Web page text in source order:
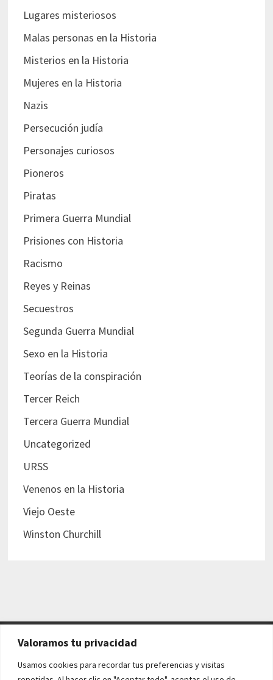
Valoramos tu privacidad
Usamos cookies para recordar tus preferencias y visitas
Lugares misteriosos
Malas personas en la Historia
Misterios en la Historia
Mujeres en la Historia
Nazis
Persecución judía
Personajes curiosos
Pioneros
Piratas
Primera Guerra Mundial
Prisiones con Historia
Racismo
Reyes y Reinas
Secuestros
Segunda Guerra Mundial
Sexo en la Historia
Teorías de la conspiración
Tercer Reich
Tercera Guerra Mundial
Uncategorized
URSS
Venenos en la Historia
Viejo Oeste
Winston Churchill
AVISO LEGAL Y POLÍTICAS